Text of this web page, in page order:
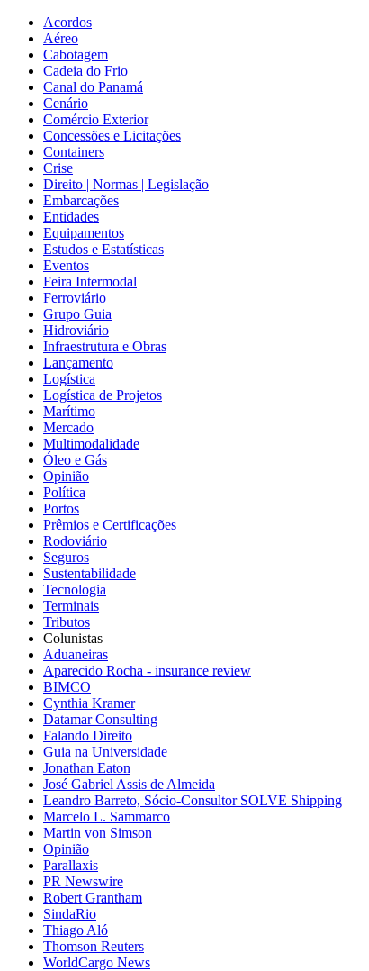
Acordos
Aéreo
Cabotagem
Cadeia do Frio
Canal do Panamá
Cenário
Comércio Exterior
Concessões e Licitações
Containers
Crise
Direito | Normas | Legislação
Embarcações
Entidades
Equipamentos
Estudos e Estatísticas
Eventos
Feira Intermodal
Ferroviário
Grupo Guia
Hidroviário
Infraestrutura e Obras
Lançamento
Logística
Logística de Projetos
Marítimo
Mercado
Multimodalidade
Óleo e Gás
Opinião
Política
Portos
Prêmios e Certificações
Rodoviário
Seguros
Sustentabilidade
Tecnologia
Terminais
Tributos
Colunistas
Aduaneiras
Aparecido Rocha - insurance review
BIMCO
Cynthia Kramer
Datamar Consulting
Falando Direito
Guia na Universidade
Jonathan Eaton
José Gabriel Assis de Almeida
Leandro Barreto, Sócio-Consultor SOLVE Shipping
Marcelo L. Sammarco
Martin von Simson
Opinião
Parallaxis
PR Newswire
Robert Grantham
SindaRio
Thiago Aló
Thomson Reuters
WorldCargo News